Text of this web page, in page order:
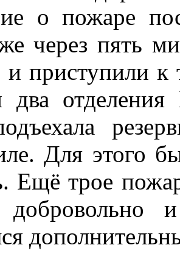
о пожаре
через пять
и приступили
два
Для этого
Ещё трое